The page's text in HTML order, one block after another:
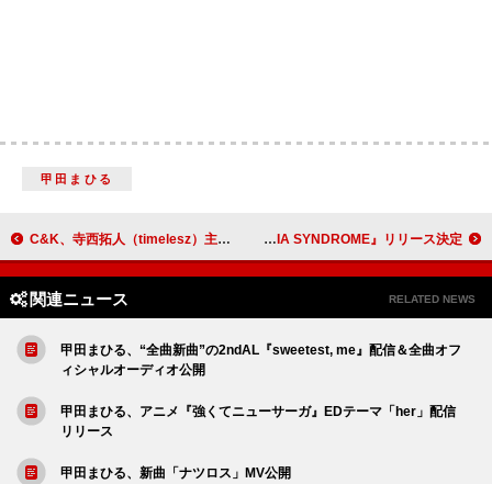
甲田まひる
C&K、寺西拓人（timelesz）主演映画『天文館探偵物語』主題歌「相思相愛 with SOIL&"PIMP″SESSIONS」リリース決定 CVLTE、ニューAL『PHOBIA SYNDROME』リリース決定
関連ニュース RELATED NEWS
甲田まひる、“全曲新曲”の2ndAL『sweetest, me』配信＆全曲オフ
ィシャルオーディオ公開
甲田まひる、アニメ『強くてニューサーガ』EDテーマ「her」配信
リリース
甲田まひる、新曲「ナツロス」MV公開